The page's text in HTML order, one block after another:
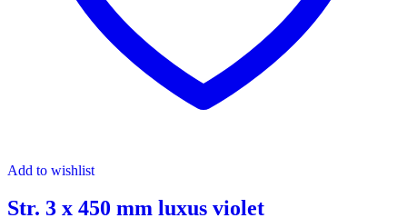
Add to wishlist
Str. 3 x 450 mm luxus violet